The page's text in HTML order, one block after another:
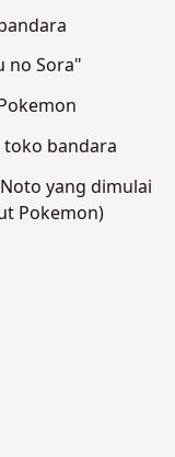
no Sora"
bandara
yang dimulai
Pokemon)